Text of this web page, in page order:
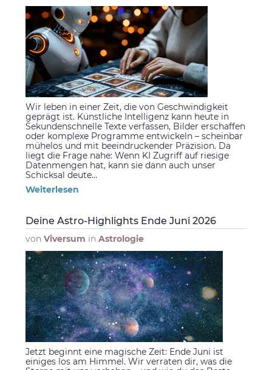
Wir leben in einer Zeit, die von Geschwindigkeit
geprägt ist. Künstliche Intelligenz kann heute in
Sekundenschnelle Texte verfassen, Bilder erschaffen
oder komplexe Programme entwickeln – scheinbar
mühelos und mit beeindruckender Präzision. Da
liegt die Frage nahe: Wenn KI Zugriff auf riesige
Datenmengen hat, kann sie dann auch unser
Schicksal deute...
Weiterlesen
Deine Astro-Highlights Ende Juni 2026
von Viversum in Astrologie
Jetzt beginnt eine magische Zeit: Ende Juni ist
einiges los am Himmel. Wir verraten dir, was die